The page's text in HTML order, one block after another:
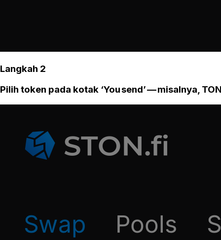
Langkah 2
Pilih token pada kotak ‘You send’ — misalnya,